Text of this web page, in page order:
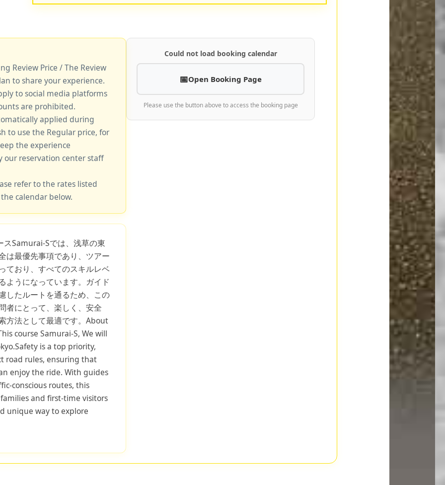
Review Price / The Review
to share your experience.
to social media platforms
are prohibited.
applied during
to use the Regular price, for
the experience
our reservation center staff
refer to the rates listed
calendar below.
Samurai-Sでは、浅草の東
は最優先事項であり、ツアー
ており、すべてのスキルレベ
ようになっています。ガイド
したルートを通るため、この
者にとって、楽しく、安全
方法として最適です。About
course Samurai-S, We will
is a top priority,
road rules, ensuring that
enjoy the ride. With guides
conscious routes, this
and first-time visitors
unique way to explore
Could not load booking calendar
Open Booking Page
Please use the button above to access the booking page